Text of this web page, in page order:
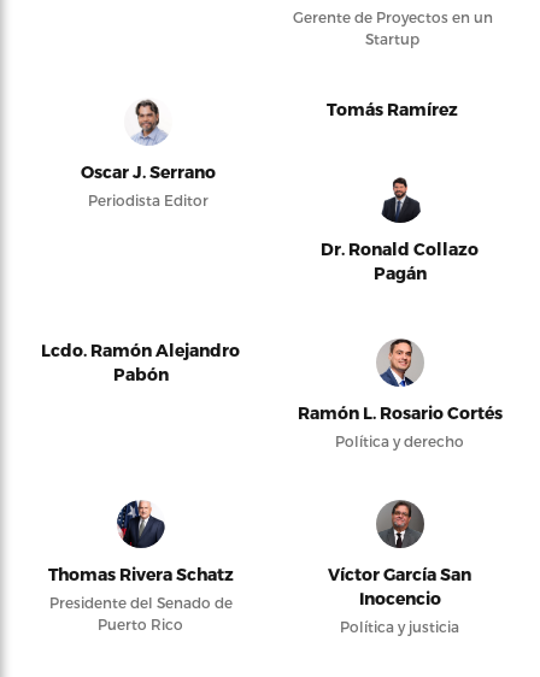
Gerente de Proyectos en un
Startup
Oscar J. Serrano
Periodista Editor
Tomás Ramírez
Dr. Ronald Collazo
Pagán
Lcdo. Ramón Alejandro
Pabón
Ramón L. Rosario Cortés
Política y derecho
Thomas Rivera Schatz
Presidente del Senado de
Puerto Rico
Víctor García San
Inocencio
Política y justicia